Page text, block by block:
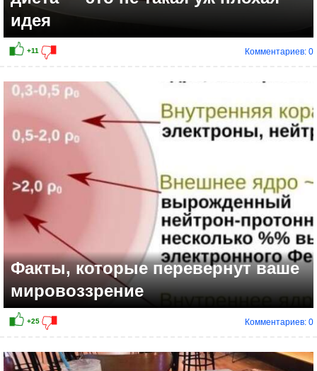
идея
Комментариев: 0
Факты, которые перевернут ваше
мировоззрение
Комментариев: 0